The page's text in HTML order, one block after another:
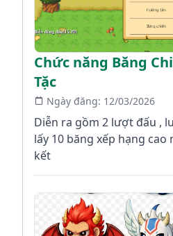
Chức năng Băng
Tặc
Ngày đăng: 12/03/2026
Diễn ra gồm 2 lượt đấu ,
lấy 10 băng xếp hạng
kết